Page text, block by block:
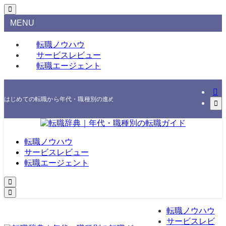
MENU
転職ノウハウ
サービスレビュー
転職エージェント
はじめての転職から年代・職種別の進め方、エージェント・スクールの選び
転職ノウハウ
サービスレビュー
転職エージェント
転職ノウハウ
サービスレビ